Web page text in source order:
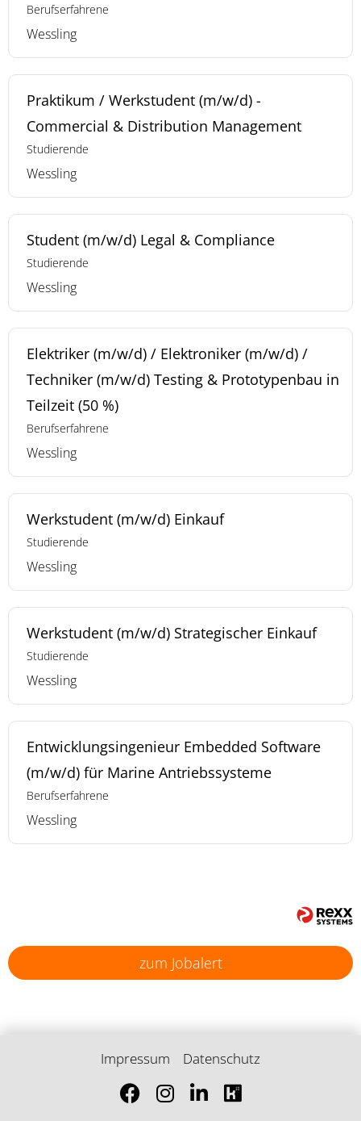
Berufserfahrene
Wessling
Praktikum / Werkstudent (m/w/d) -
Commercial & Distribution Management
Studierende
Wessling
Student (m/w/d) Legal & Compliance
Studierende
Wessling
Elektriker (m/w/d) / Elektroniker (m/w/d) /
Techniker (m/w/d) Testing & Prototypenbau in
Teilzeit (50 %)
Berufserfahrene
Wessling
Werkstudent (m/w/d) Einkauf
Studierende
Wessling
Werkstudent (m/w/d) Strategischer Einkauf
Studierende
Wessling
Entwicklungsingenieur Embedded Software
(m/w/d) für Marine Antriebssysteme
Berufserfahrene
Wessling
zum Jobalert
Impressum Datenschutz